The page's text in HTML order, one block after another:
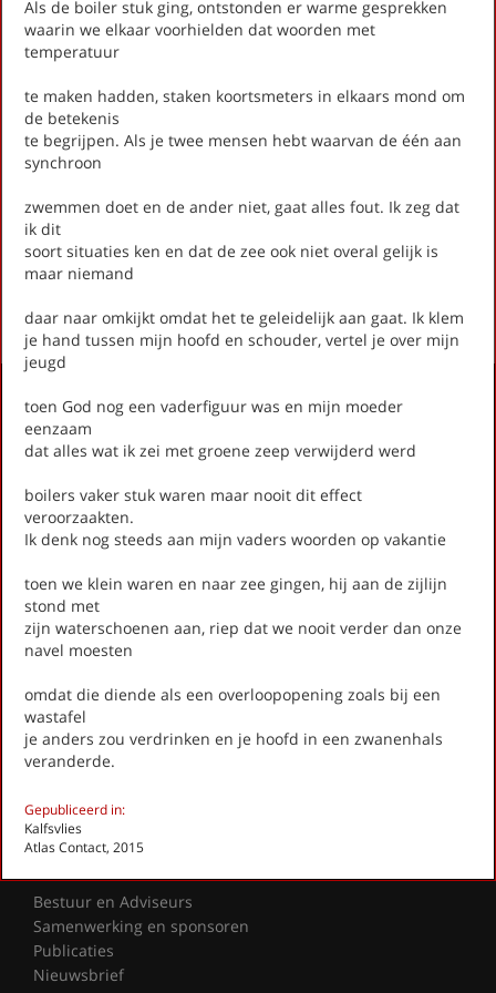
op thema
-- Alle thema's --
Rijneveld, Marieke Lucas
Als het je overkomt
Koortsmeter
Op een dag breekt alles
Als de boiler stuk ging, ontstonden er warme gesprekken
waarin we elkaar voorhielden dat woorden met
temperatuur
te maken hadden, staken koortsmeters in elkaars mond om
de betekenis
te begrijpen. Als je twee mensen hebt waarvan de één aan
synchroon
zwemmen doet en de ander niet, gaat alles fout. Ik zeg dat
ik dit
soort situaties ken en dat de zee ook niet overal gelijk is
maar niemand
daar naar omkijkt omdat het te geleidelijk aan gaat. Ik klem
je hand tussen mijn hoofd en schouder, vertel je over mijn
jeugd
toen God nog een vaderfiguur was en mijn moeder
eenzaam
dat alles wat ik zei met groene zeep verwijderd werd
boilers vaker stuk waren maar nooit dit effect
veroorzaakten.
Ik denk nog steeds aan mijn vaders woorden op vakantie
toen we klein waren en naar zee gingen, hij aan de zijlijn
stond met
zijn waterschoenen aan, riep dat we nooit verder dan onze
navel moesten
omdat die diende als een overloopopening zoals bij een
wastafel
je anders zou verdrinken en je hoofd in een zwanenhals
veranderde.
Gepubliceerd in:
Kalfsvlies
Atlas Contact, 2015
Lezingen door en over schrijvers
Stadsdichtersduo van Zeist
Literatuurprijs Zeist
Leesclubs / leesgroepen
Verhalenproject '80 jaar Vrijheid'
Silent Reading Club Zeist
Wereldwijd Vertelcafé Zeist
Kinderboekenfeest
Agenda
Actueel
Gedichten
Fotoalbum
Contact
info@literairzeist.nl
Over Literair Zeist
Bestuur en Adviseurs
Samenwerking en sponsoren
Publicaties
Nieuwsbrief